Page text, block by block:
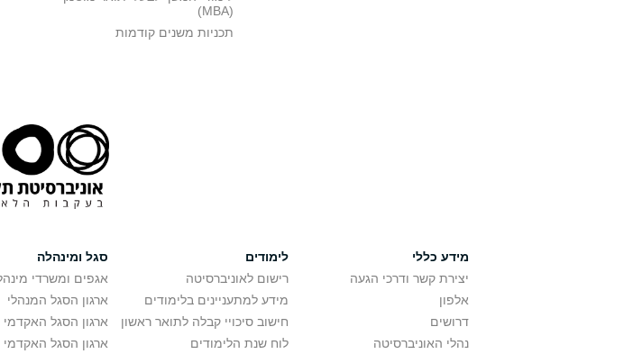
(MBA)
תכניות משנים קודמות
מידע כללי
יצירת קשר ודרכי הגעה
אלפון
דרושים
נהלי האוניברסיטה
לימודים
רישום לאוניברסיטה
מידע למתעניינים בלימודים
חישוב סיכויי קבלה לתואר ראשון
לוח שנת הלימודים
סגל ומינהלה
אגפים ומשרדי
ארגון הסגל המנהלי
ארגון הסגל האקדמי
ארגון הסגל האקדמי